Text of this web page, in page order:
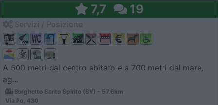
7,7 19
A 500 metri dal centro abitato e a 700 metri dal mare,
ag...
Borghetto Santo Spirito (SV) - 57.6km
Via Po, 430